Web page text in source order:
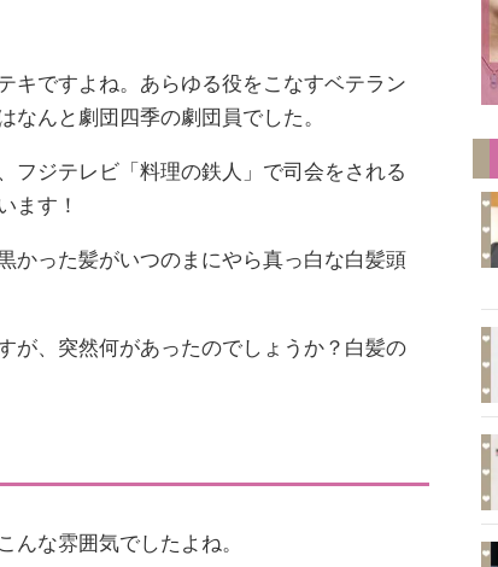
キですよね。あらゆる役をこなすベテラン
んと劇団四季の劇団員でした。
フジテレビ「料理の鉄人」で司会をされる
ます！
かった髪がいつのまにやら真っ白な白髪頭
が、突然何があったのでしょうか？白髪の
んな雰囲気でしたよね。